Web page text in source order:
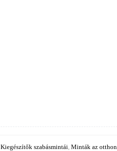
Kiegészítők szabásmintái Minták az